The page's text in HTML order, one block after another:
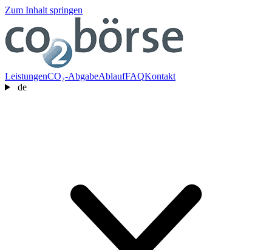
Zum Inhalt springen
LeistungenCO₂-AbgabeAblaufFAQKontakt
de